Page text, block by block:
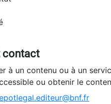
contact
à un contenu ou à un
ou obtenir le